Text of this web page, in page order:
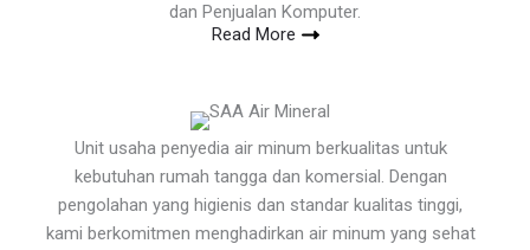
dan Penjualan Komputer.
Read More
Unit usaha penyedia air minum berkualitas untuk
kebutuhan rumah tangga dan komersial. Dengan
pengolahan yang higienis dan standar kualitas tinggi,
kami berkomitmen menghadirkan air minum yang sehat